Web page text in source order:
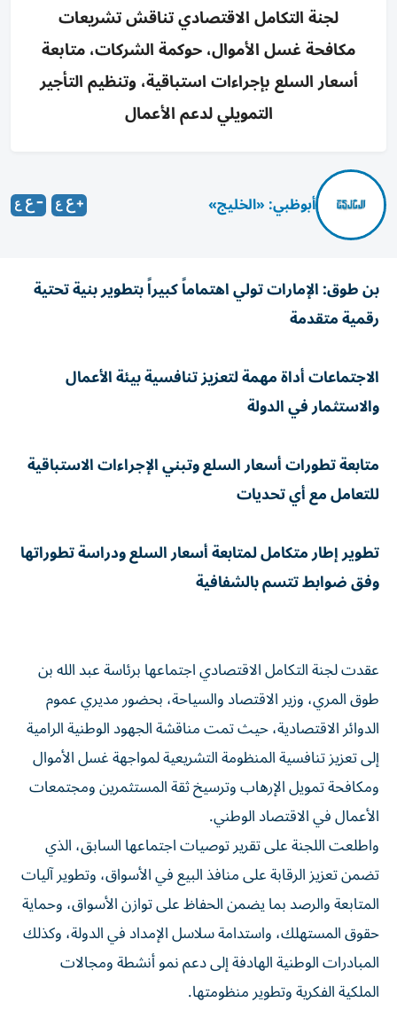
لجنة التكامل الاقتصادي تناقش تشريعات
مكافحة غسل الأموال، حوكمة الشركات، متابعة
أسعار السلع بإجراءات استباقية، وتنظيم التأجير
التمويلي لدعم الأعمال
أبوظبي: «الخليج»
بن طوق: الإمارات تولي اهتماماً كبيراً بتطوير بنية تحتية
رقمية متقدمة
الاجتماعات أداة مهمة لتعزيز تنافسية بيئة الأعمال
والاستثمار في الدولة
متابعة تطورات أسعار السلع وتبني الإجراءات الاستباقية
للتعامل مع أي تحديات
تطوير إطار متكامل لمتابعة أسعار السلع ودراسة تطوراتها
وفق ضوابط تتسم بالشفافية
عقدت لجنة التكامل الاقتصادي اجتماعها برئاسة عبد الله بن
طوق المري، وزير الاقتصاد والسياحة، بحضور مديري عموم
الدوائر الاقتصادية، حيث تمت مناقشة الجهود الوطنية الرامية
إلى تعزيز تنافسية المنظومة التشريعية لمواجهة غسل الأموال
ومكافحة تمويل الإرهاب وترسيخ ثقة المستثمرين ومجتمعات
الأعمال في الاقتصاد الوطني.
واطلعت اللجنة على تقرير توصيات اجتماعها السابق، الذي
تضمن تعزيز الرقابة على منافذ البيع في الأسواق، وتطوير آليات
المتابعة والرصد بما يضمن الحفاظ على توازن الأسواق، وحماية
حقوق المستهلك، واستدامة سلاسل الإمداد في الدولة، وكذلك
المبادرات الوطنية الهادفة إلى دعم نمو أنشطة ومجالات
الملكية الفكرية وتطوير منظومتها.